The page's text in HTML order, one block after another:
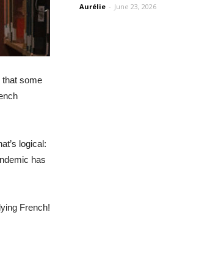
that some
logical:
has
French!
Aurélie - June 23, 2026